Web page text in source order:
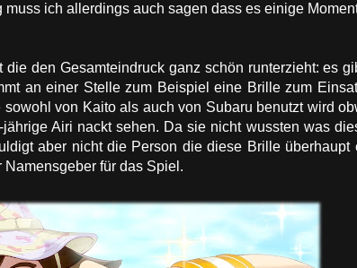
ich allerdings auch sagen dass es einige
den Gesamteindruck ganz schön runterzieht: es
an einer Stelle zum Beispiel eine Brille zum
von Kaito als auch von Subaru benutzt wird
Airi nackt sehen. Da sie nicht wussten was
aber nicht die Person die diese Brille überhaupt
Namensgeber für das Spiel.